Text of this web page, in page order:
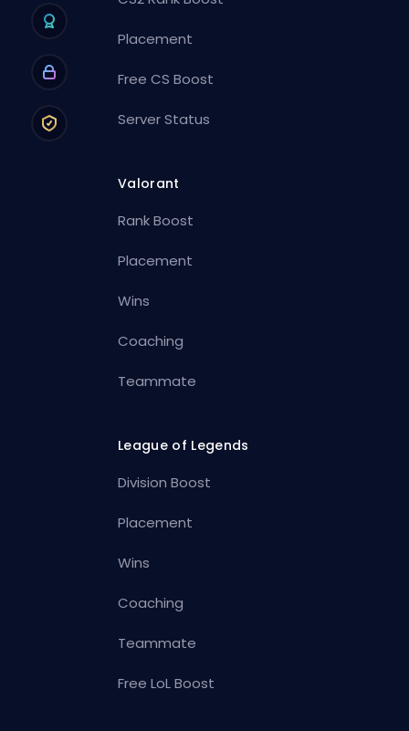
Placement
Free CS Boost
Server Status
Valorant
Rank Boost
Placement
Wins
Coaching
Teammate
League of Legends
Division Boost
Placement
Wins
Coaching
Teammate
Free LoL Boost